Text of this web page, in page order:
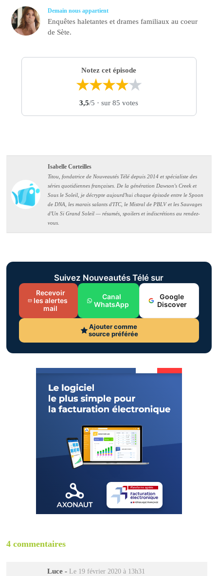
Demain nous appartient
Enquêtes haletantes et drames familiaux au coeur
de Sète.
Notez cet épisode
★★★★★
3,5/5 · sur 85 votes
Isabelle Corteilles
Titou, fondatrice de Nouveautés Télé depuis 2014 et spécialiste des
séries quotidiennes françaises. De la génération Dawson's Creek et
Sous le Soleil, je décrypte aujourd'hui chaque épisode entre le Spoon
de DNA, les marais salants d'ITC, le Mistral de PBLV et les Sauvages
d'Un Si Grand Soleil — résumés, spoilers et indiscrétions au rendez-
vous.
Suivez Nouveautés Télé sur
Recevoir
les alertes
mail
Canal
WhatsApp
Google
Discover
Ajouter comme
source préférée
4 commentaires
Luce - Le 19 février 2020 à 13h31